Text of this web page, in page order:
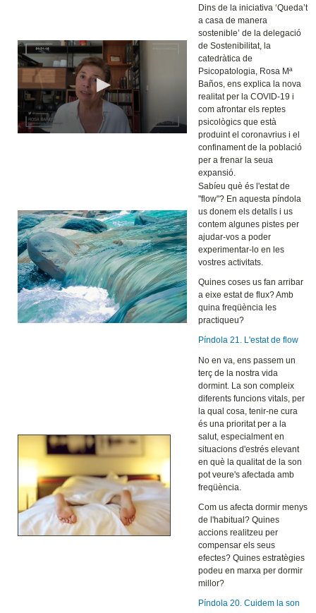
Dins de la iniciativa ‘Queda’t
a casa de manera
sostenible’ de la delegació
de Sostenibilitat, la
catedràtica de
Psicopatologia, Rosa Mª
Baños, ens explica la nova
realitat per la COVID-19 i
com afrontar els reptes
psicològics que està
produint el coronavrius i el
confinament de la població
per a frenar la seua
expansió.
Sabíeu què és l'estat de
"flow"? En aquesta píndola
us donem els detalls i us
contem algunes pistes per
ajudar-vos a poder
experimentar-lo en les
vostres activitats.
Quines coses us fan arribar
a eixe estat de flux? Amb
quina freqüència les
practiqueu?
Píndola 21. L'estat de flow
No en va, ens passem un
terç de la nostra vida
dormint. La son compleix
diferents funcions vitals, per
la qual cosa, tenir-ne cura
és una prioritat per a la
salut, especialment en
situacions d'estrés elevant
en què la qualitat de la son
pot veure's afectada amb
freqüència.
Com us afecta dormir menys
de l'habitual? Quines
accions realitzeu per
compensar els seus
efectes? Quines estratègies
podeu en marxa per dormir
millor?
Píndola 20. Cuidem la son